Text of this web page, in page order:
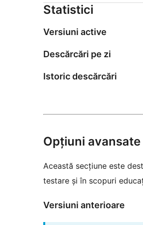
Statistici
Versiuni active
Descărcări pe zi
Istoric descărcări
Opțiuni avansate
Această secțiune este
testare și în scopuri
Versiuni anterioare